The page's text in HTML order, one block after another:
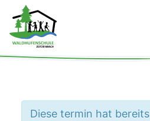
Waldhufenschule
Diese termin hat bereits